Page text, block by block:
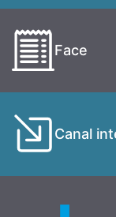
Face
Canal